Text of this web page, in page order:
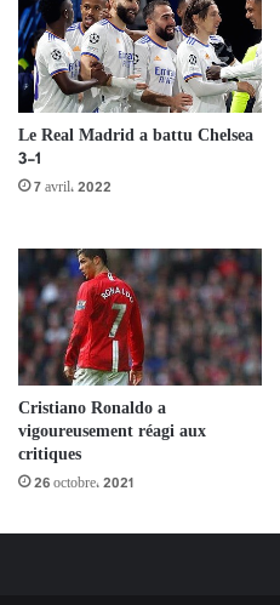
Le Real Madrid a battu Chelsea
3-1
7 avril، 2022
Cristiano Ronaldo a
vigoureusement réagi aux
critiques
26 octobre، 2021